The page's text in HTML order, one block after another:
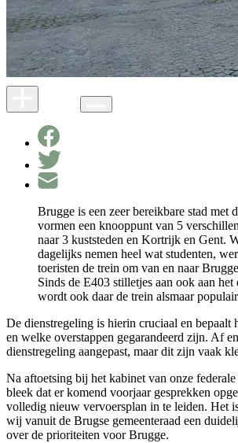
Brugge is een zeer bereikbare stad met
vormen een knooppunt van 5
naar 3 kuststeden en Kortrijk en Gent.
dagelijks nemen heel wat studenten,
toeristen de trein om van en naar
Sinds de E403 stilletjes aan ook aan
wordt ook daar de trein alsmaar
De dienstregeling is hierin cruciaal en bepaalt
en welke overstappen gegarandeerd zijn. Af
dienstregeling aangepast, maar dit zijn vaak
Na aftoetsing bij het kabinet van onze
bleek dat er komend voorjaar gesprekken
volledig nieuw vervoersplan in te leiden. Het
wij vanuit de Brugse gemeenteraad een
over de prioriteiten voor Brugge.